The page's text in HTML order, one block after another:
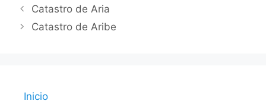
Catastro de Aria
Catastro de Aribe
Inicio